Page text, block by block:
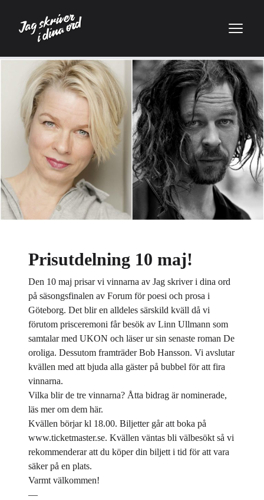
Prisutdelning 10 maj!
Den 10 maj prisar vi vinnarna av Jag skriver i dina ord
på säsongsfinalen av Forum för poesi och prosa i
Göteborg. Det blir en alldeles särskild kväll då vi
förutom prisceremoni får besök av Linn Ullmann som
samtalar med UKON och läser ur sin senaste roman De
oroliga. Dessutom framträder Bob Hansson. Vi avslutar
kvällen med att bjuda alla gäster på bubbel för att fira
vinnarna.
Vilka blir de tre vinnarna? Åtta bidrag är nominerade,
läs mer om dem här.
Kvällen börjar kl 18.00. Biljetter går att boka på
www.ticketmaster.se. Kvällen väntas bli välbesökt så vi
rekommenderar att du köper din biljett i tid för att vara
säker på en plats.
Varmt välkommen!
—